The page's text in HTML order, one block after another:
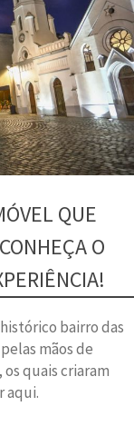
QUE
O
bairro das
mãos de
quais criaram
aqui.